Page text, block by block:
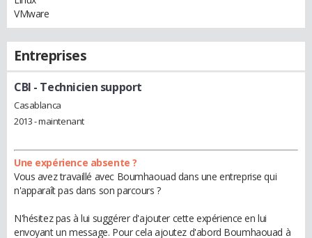
VMware
Entreprises
CBI - Technicien support
Casablanca
2013 - maintenant
Une expérience absente ?
Vous avez travaillé avec Boumhaouad dans une entreprise qui
n'apparaît pas dans son parcours ?
N'hésitez pas à lui suggérer d'ajouter cette expérience en lui
envoyant un message. Pour cela ajoutez d'abord Boumhaouad à